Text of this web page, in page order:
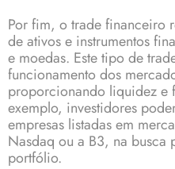
Por fim, o trade financeiro
de ativos e instrumentos
e moedas. Este tipo de
funcionamento dos
proporcionando liquidez e
exemplo, investidores
empresas listadas em
Nasdaq ou a B3, na
portfólio.